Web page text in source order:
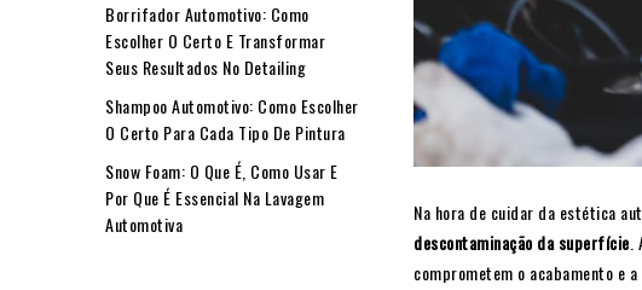
Na hora de cuidar da estética
descontaminação da superfície.
comprometem o acabamento e
Borrifador Automotivo: Como
Escolher O Certo E Transformar
Seus Resultados No Detailing
Shampoo Automotivo: Como Escolher
O Certo Para Cada Tipo De Pintura
Snow Foam: O Que É, Como Usar E
Por Que É Essencial Na Lavagem
Automotiva